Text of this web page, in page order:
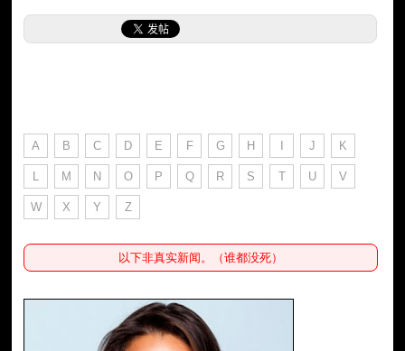
A B C D E F G H I J K
L M N O P Q R S T U V
W X Y Z
以下非真实新闻。（谁都没死）